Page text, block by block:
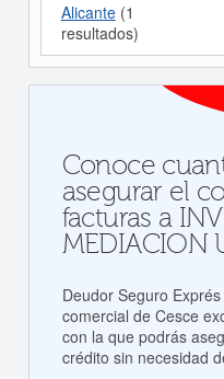
Alicante(1
resultados)
Conoce
asegurar el
facturas a
MEDIACION
Deudor Seguro
comercial de Cesce
con la que podrás
crédito sin necesidad